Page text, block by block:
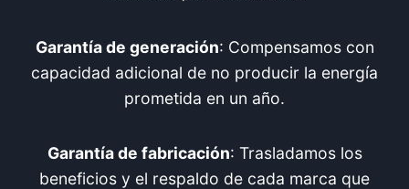
Garantía de generación: Compensamos con
capacidad adicional de no producir la energía
prometida en un año.
Garantía de fabricación: Trasladamos los
beneficios y el respaldo de cada marca que